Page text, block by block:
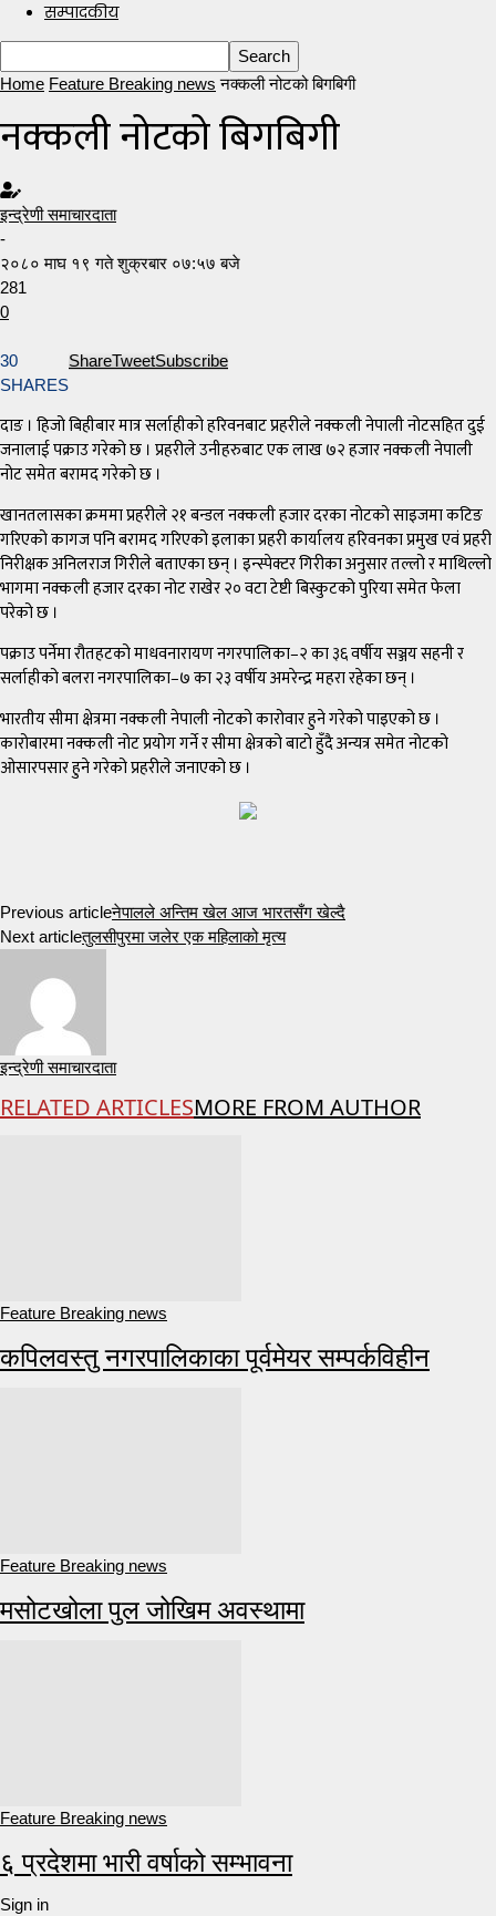
सम्पादकीय
Home Feature Breaking news नक्कली नोटको बिगबिगी
नक्कली नोटको बिगबिगी
इन्द्रेणी समाचारदाता
-
२०८० माघ १९ गते शुक्रबार ०७:५७ बजे
281
0
30
SHARES
ShareTweetSubscribe
दाङ । हिजो बिहीबार मात्र सर्लाहीको हरिवनबाट प्रहरीले नक्कली नेपाली नोटसहित दुई
जनालाई पक्राउ गरेको छ । प्रहरीले उनीहरुबाट एक लाख ७२ हजार नक्कली नेपाली
नोट समेत बरामद गरेको छ ।
खानतलासका क्रममा प्रहरीले २१ बन्डल नक्कली हजार दरका नोटको साइजमा कटिङ
गरिएको कागज पनि बरामद गरिएको इलाका प्रहरी कार्यालय हरिवनका प्रमुख एवं प्रहरी
निरीक्षक अनिलराज गिरीले बताएका छन् । इन्स्पेक्टर गिरीका अनुसार तल्लो र माथिल्लो
भागमा नक्कली हजार दरका नोट राखेर २० वटा टेष्टी बिस्कुटको पुरिया समेत फेला
परेको छ ।
पक्राउ पर्नेमा रौतहटको माधवनारायण नगरपालिका–२ का ३६ वर्षीय सञ्जय सहनी र
सर्लाहीको बलरा नगरपालिका–७ का २३ वर्षीय अमरेन्द्र महरा रहेका छन् ।
भारतीय सीमा क्षेत्रमा नक्कली नेपाली नोटको कारोवार हुने गरेको पाइएको छ ।
कारोबारमा नक्कली नोट प्रयोग गर्ने र सीमा क्षेत्रको बाटो हुँदै अन्यत्र समेत नोटको
ओसारपसार हुने गरेको प्रहरीले जनाएको छ ।
Previous articleनेपालले अन्तिम खेल आज भारतसँग खेल्दै
Next articleतुलसीपुरमा जलेर एक महिलाको मृत्य
इन्द्रेणी समाचारदाता
RELATED ARTICLESMORE FROM AUTHOR
Feature Breaking news
कपिलवस्तु नगरपालिकाका पूर्वमेयर सम्पर्कविहीन
Feature Breaking news
मसोटखोला पुल जोखिम अवस्थामा
Feature Breaking news
६ प्रदेशमा भारी वर्षाको सम्भावना
Sign in